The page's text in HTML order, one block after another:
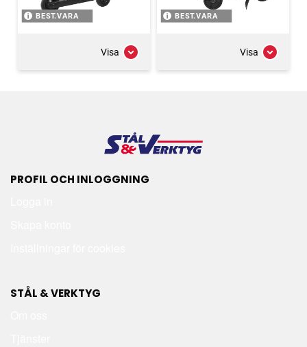
BEST.VARA
Visa
BEST.VARA
Visa
PROFIL OCH INLOGGNING
STÅL & VERKTYG